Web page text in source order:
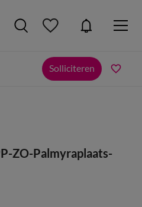
Solliciteren
ZO-Palmyraplaats-